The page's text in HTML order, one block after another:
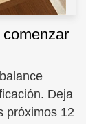
Deja
próximos 12